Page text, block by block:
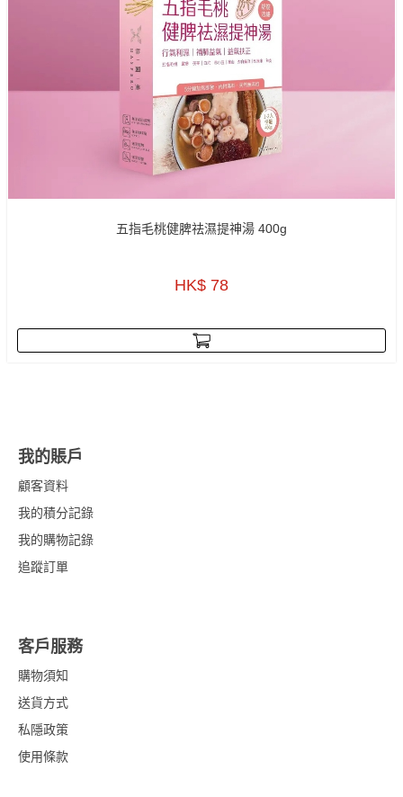
五指毛桃健脾祛濕提神湯 400g
HK$ 78
我的賬戶
顧客資料
我的積分記錄
我的購物記錄
追蹤訂單
客戶服務
購物須知
送貨方式
私隱政策
使用條款